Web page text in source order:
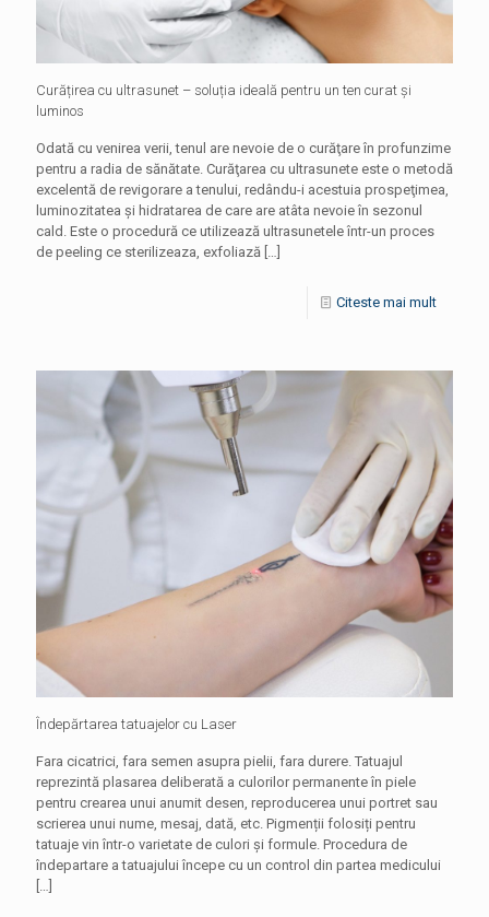
Curățirea cu ultrasunet – soluția ideală pentru un ten curat și
luminos
Odată cu venirea verii, tenul are nevoie de o curăţare în profunzime
pentru a radia de sănătate. Curăţarea cu ultrasunete este o metodă
excelentă de revigorare a tenului, redându-i acestuia prospeţimea,
luminozitatea şi hidratarea de care are atâta nevoie în sezonul
cald. Este o procedură ce utilizează ultrasunetele într-un proces
de peeling ce sterilizeaza, exfoliază […]
Citeste mai mult
Îndepărtarea tatuajelor cu Laser
Fara cicatrici, fara semen asupra pielii, fara durere. Tatuajul
reprezintă plasarea deliberată a culorilor permanente în piele
pentru crearea unui anumit desen, reproducerea unui portret sau
scrierea unui nume, mesaj, dată, etc. Pigmenții folosiți pentru
tatuaje vin într-o varietate de culori și formule. Procedura de
îndepartare a tatuajului începe cu un control din partea medicului
[…]